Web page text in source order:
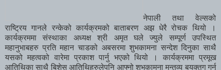
नेपाली तथा
वेल्सको
राष्ट्रिय गानले रन्केको कार्यक्रमको बाताबरण अझ धेरै रोचक थियो
।
कार्यक्रममा
संस्थाका अध्यक्ष श्री अमृत घले ज्युले सम्पूर्ण
उपस्थित
महानुभाबहरु प्रति महान चाडको अबसरमा शुभकामना सन्देश दिनुका साथै
यसको महत्वको वारेमा प्रकाश पार्नु भएको थियो । कार्यक्रममा प्रमूख
आतिथिका साथै बिशेस आतिथिहरुलेपनि आफ्नो शुभकामना मन्तव्य बयक्तग गर्नु